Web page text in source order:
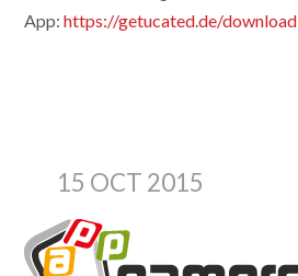
App:https://getucated.de/download
15 OCT 2015